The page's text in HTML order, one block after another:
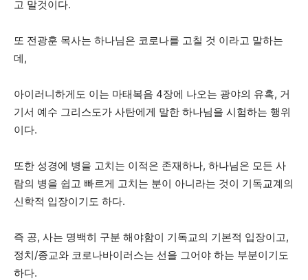
고 말것이다.
또 전광훈 목사는 하나님은 코로나를 고칠 것 이라고 말하는
데,
아이러니하게도 이는 마태복음 4장에 나오는 광야의 유혹, 거
기서 예수 그리스도가 사탄에게 말한 하나님을 시험하는 행위
이다.
또한 성경에 병을 고치는 이적은 존재하나, 하나님은 모든 사
람의 병을 쉽고 빠르게 고치는 분이 아니라는 것이 기독교계의
신학적 입장이기도 하다.
즉 공, 사는 명백히 구분 해야함이 기독교의 기본적 입장이고,
정치/종교와 코로나바이러스는 선을 그어야 하는 부분이기도
하다.